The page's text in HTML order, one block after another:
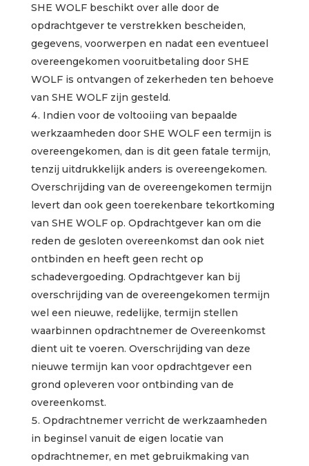
SHE WOLF beschikt over alle door de
opdrachtgever te verstrekken bescheiden,
gegevens, voorwerpen en nadat een eventueel
overeengekomen vooruitbetaling door SHE
WOLF is ontvangen of zekerheden ten behoeve
van SHE WOLF zijn gesteld.
Indien voor de voltooiing van bepaalde
werkzaamheden door SHE WOLF een termijn is
overeengekomen, dan is dit geen fatale termijn,
tenzij uitdrukkelijk anders is overeengekomen.
Overschrijding van de overeengekomen termijn
levert dan ook geen toerekenbare tekortkoming
van SHE WOLF op. Opdrachtgever kan om die
reden de gesloten overeenkomst dan ook niet
ontbinden en heeft geen recht op
schadevergoeding. Opdrachtgever kan bij
overschrijding van de overeengekomen termijn
wel een nieuwe, redelijke, termijn stellen
waarbinnen opdrachtnemer de Overeenkomst
dient uit te voeren. Overschrijding van deze
nieuwe termijn kan voor opdrachtgever een
grond opleveren voor ontbinding van de
overeenkomst.
Opdrachtnemer verricht de werkzaamheden
in beginsel vanuit de eigen locatie van
opdrachtnemer, en met gebruikmaking van